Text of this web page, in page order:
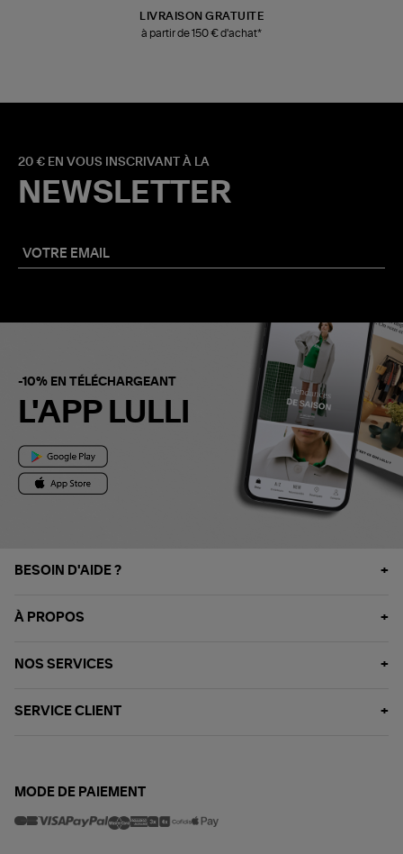
LIVRAISON GRATUITE
à partir de 150 € d'achat*
20 € EN VOUS INSCRIVANT À LA
NEWSLETTER
-10% EN TÉLÉCHARGEANT
L'APP LULLI
BESOIN D'AIDE ?
À PROPOS
NOS SERVICES
SERVICE CLIENT
MODE DE PAIEMENT